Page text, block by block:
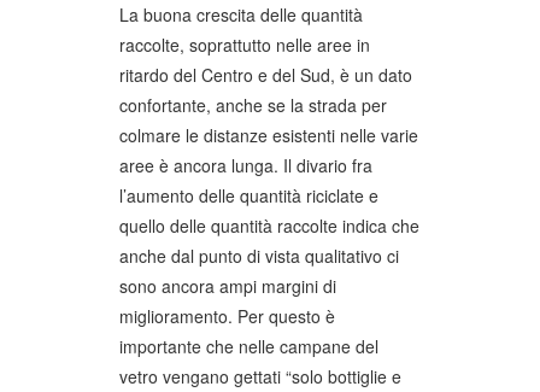
La buona crescita delle quantità
raccolte, soprattutto nelle aree in
ritardo del Centro e del Sud, è un dato
confortante, anche se la strada per
colmare le distanze esistenti nelle varie
aree è ancora lunga. Il divario fra
l’aumento delle quantità riciclate e
quello delle quantità raccolte indica che
anche dal punto di vista qualitativo ci
sono ancora ampi margini di
miglioramento. Per questo è
importante che nelle campane del
vetro vengano gettati “solo bottiglie e